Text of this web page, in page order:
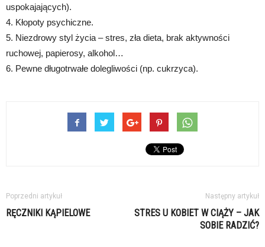
uspokajających).
4. Kłopoty psychiczne.
5. Niezdrowy styl życia – stres, zła dieta, brak aktywności
ruchowej, papierosy, alkohol…
6. Pewne długotrwałe dolegliwości (np. cukrzyca).
Poprzedni artykuł
RĘCZNIKI KĄPIELOWE
Następny artykuł
STRES U KOBIET W CIĄŻY – JAK
SOBIE RADZIĆ?